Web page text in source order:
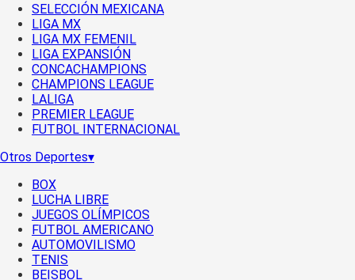
SELECCIÓN MEXICANA
LIGA MX
LIGA MX FEMENIL
LIGA EXPANSIÓN
CONCACHAMPIONS
CHAMPIONS LEAGUE
LALIGA
PREMIER LEAGUE
FUTBOL INTERNACIONAL
Otros Deportes▾
BOX
LUCHA LIBRE
JUEGOS OLÍMPICOS
FUTBOL AMERICANO
AUTOMOVILISMO
TENIS
BEISBOL